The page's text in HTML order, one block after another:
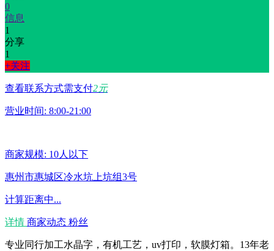
0
信息
1
分享
1
+关注
查看联系方式需支付2元
营业时间: 8:00-21:00
商家规模: 10人以下
惠州市惠城区冷水坑上坑组3号
计算距离中...
详情 商家动态 粉丝
专业同行加工水晶字，有机工艺，uv打印，软膜灯箱。13年老